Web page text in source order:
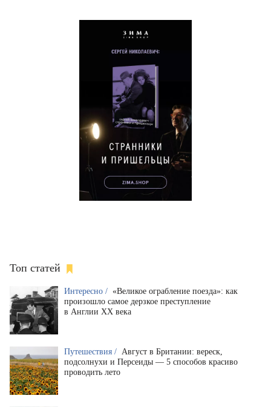
Топ статей
Интересно / «Великое ограбление поезда»: как
произошло самое дерзкое преступление
в Англии XX века
Путешествия / Август в Британии: вереск,
подсолнухи и Персеиды — 5 способов красиво
проводить лето